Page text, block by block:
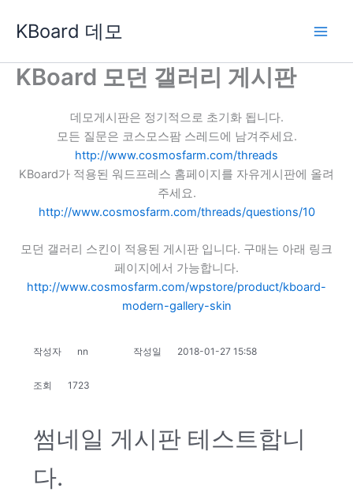
로
KBoard 데모
KBoard 모던 갤러리 게시판
데모게시판은 정기적으로 초기화 됩니다.
모든 질문은 코스모스팜 스레드에 남겨주세요.
http://www.cosmosfarm.com/threads
KBoard가 적용된 워드프레스 홈페이지를 자유게시판에 올려
주세요.
http://www.cosmosfarm.com/threads/questions/10
모던 갤러리 스킨이 적용된 게시판 입니다. 구매는 아래 링크
페이지에서 가능합니다.
http://www.cosmosfarm.com/wpstore/product/kboard-
modern-gallery-skin
작성자 nn 작성일 2018-01-27 15:58
조회 1723
썸네일 게시판 테스트합니
다.